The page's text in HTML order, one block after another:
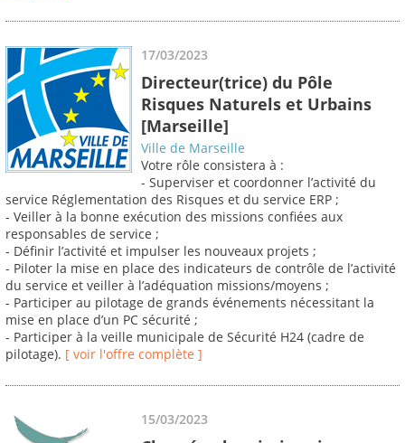
17/03/2023
Directeur(trice) du Pôle
Risques Naturels et Urbains
[Marseille]
Ville de Marseille
Votre rôle consistera à :
- Superviser et coordonner l’activité du
service Réglementation des Risques et du service ERP ;
- Veiller à la bonne exécution des missions confiées aux
responsables de service ;
- Définir l’activité et impulser les nouveaux projets ;
- Piloter la mise en place des indicateurs de contrôle de l’activité
du service et veiller à l’adéquation missions/moyens ;
- Participer au pilotage de grands événements nécessitant la
mise en place d’un PC sécurité ;
- Participer à la veille municipale de Sécurité H24 (cadre de
pilotage). [ voir l'offre complète ]
15/03/2023